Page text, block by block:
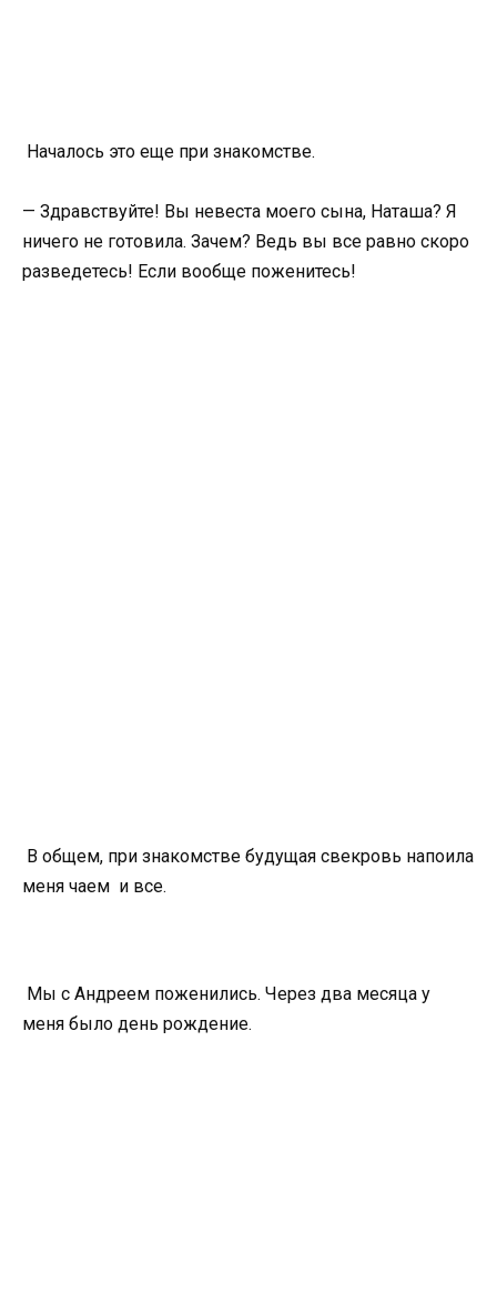
Началось это еще при знакомстве.
— Здравствуйте! Вы невеста моего сына, Наташа? Я
ничего не готовила. Зачем? Ведь вы все равно скоро
разведетесь! Если вообще поженитесь!
В общем, при знакомстве будущая свекровь напоила
меня чаем и все.
Мы с Андреем поженились. Через два месяца у
меня было день рождение.